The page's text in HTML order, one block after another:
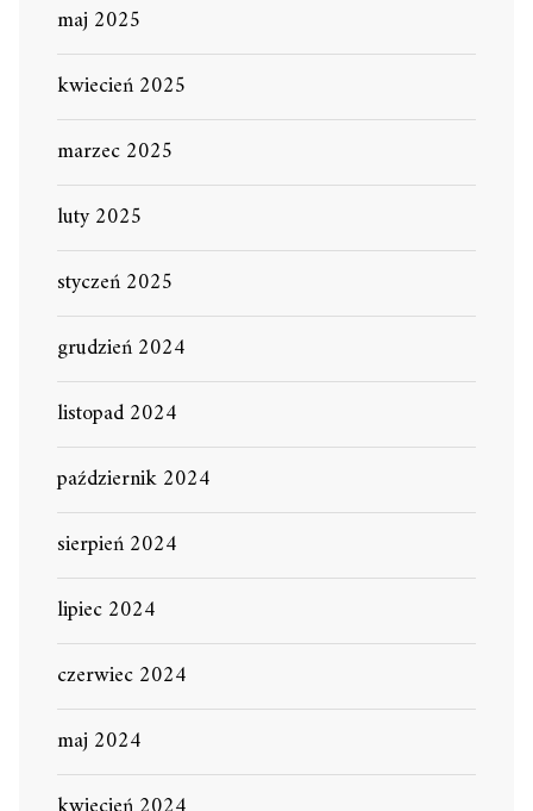
maj 2025
kwiecień 2025
marzec 2025
luty 2025
styczeń 2025
grudzień 2024
listopad 2024
październik 2024
sierpień 2024
lipiec 2024
czerwiec 2024
maj 2024